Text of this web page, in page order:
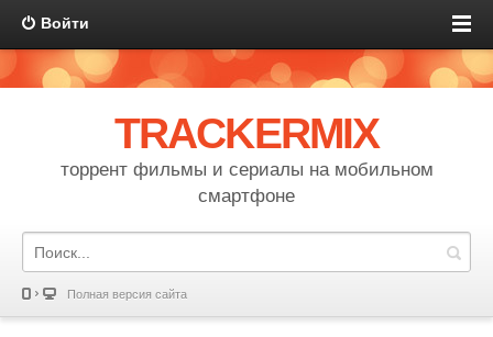
Войти
TRACKERMIX
торрент фильмы и сериалы на мобильном
смартфоне
Полная версия сайта